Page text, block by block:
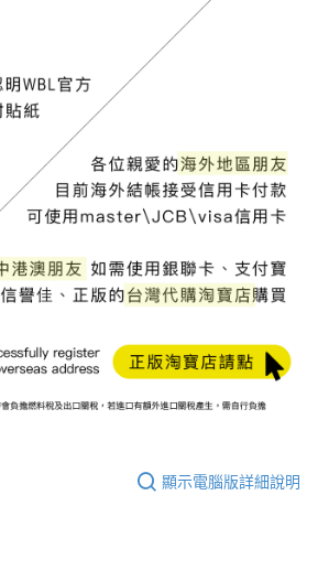
顯示電腦版詳細說明